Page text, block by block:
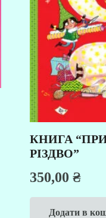
КНИГА
РІЗДВО”
350,00 ₴
Додати в